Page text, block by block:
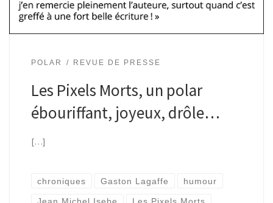
POLAR REVUE DE PRESSE
Les Pixels Morts, un polar
ébouriffant, joyeux, drôle…
[…]
chroniques Gaston Lagaffe humour